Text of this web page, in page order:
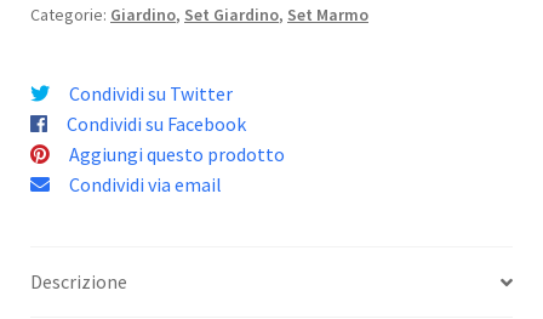
Categorie: Giardino, Set Giardino, Set Marmo
Condividi su Twitter
Condividi su Facebook
Aggiungi questo prodotto
Condividi via email
Descrizione